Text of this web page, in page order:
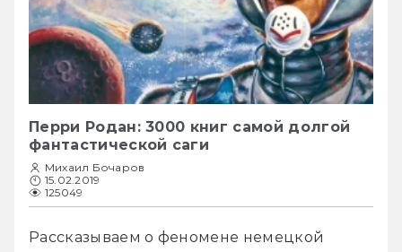
Перри Родан: 3000 книг самой долгой
фантастической саги
Михаил Бочаров
15.02.2019
125049
Рассказываем о феномене немецкой